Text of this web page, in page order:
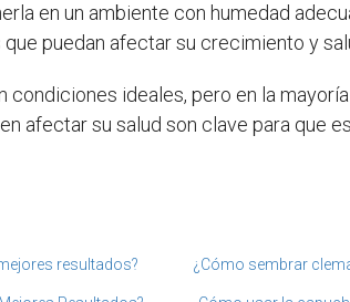
en un ambiente con humedad
puedan afectar su crecimiento y
condiciones ideales, pero en la
afectar su salud son clave para que
resultados? ¿Cómo sembrar